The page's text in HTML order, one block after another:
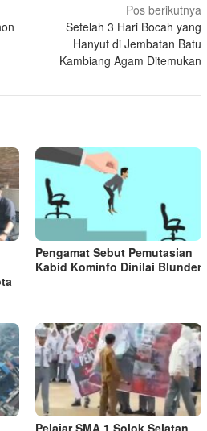
Pos berikutnya
Setelah 3 Hari Bocah yang
Hanyut di Jembatan Batu
Kambiang Agam Ditemukan
Pengamat Sebut Pemutasian
Kabid Kominfo Dinilai Blunder
Pelajar SMA 1 Solok Selatan